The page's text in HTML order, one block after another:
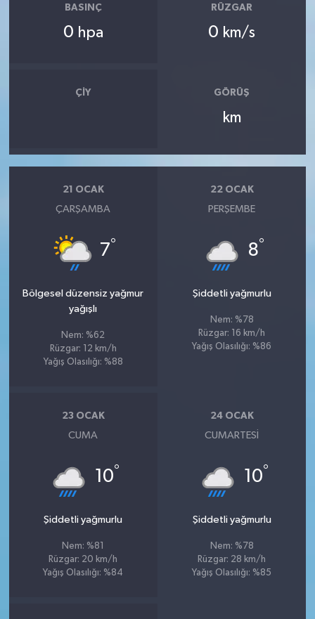
BASINÇ
0 hpa
RÜZGAR
0 km/s
ÇIY GÖRÜŞ
km
21 OCAK
ÇARŞAMBA
7°
Bölgesel düzensiz yağmur
yağışlı
Nem: %62
Rüzgar: 12 km/h
Yağış Olasılığı: %88
22 OCAK
PERŞEMBE
8°
Şiddetli yağmurlu
Nem: %78
Rüzgar: 16 km/h
Yağış Olasılığı: %86
23 OCAK
CUMA
10°
Şiddetli yağmurlu
Nem: %81
Rüzgar: 20 km/h
Yağış Olasılığı: %84
24 OCAK
CUMARTESI
10°
Şiddetli yağmurlu
Nem: %78
Rüzgar: 28 km/h
Yağış Olasılığı: %85